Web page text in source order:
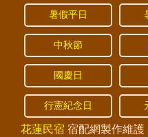
暑假平日
中秋節
國慶日
行憲紀念日
花蓮民宿 宿配網製作維護